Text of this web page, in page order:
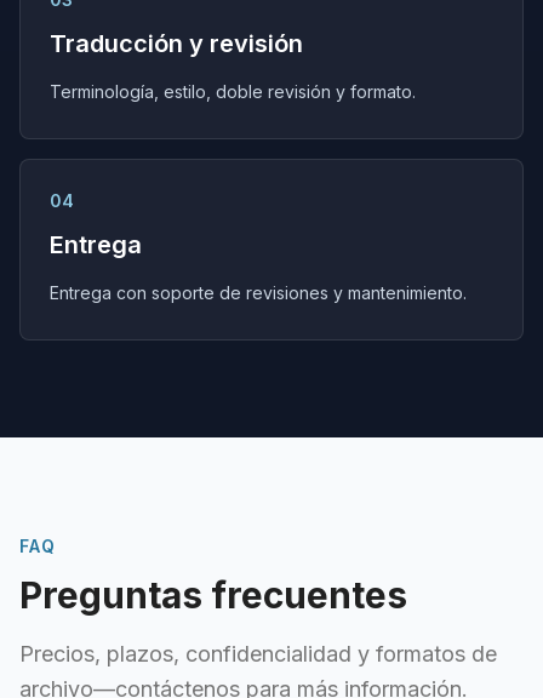
Traducción y revisión
Terminología, estilo, doble revisión y formato.
04
Entrega
Entrega con soporte de revisiones y mantenimiento.
FAQ
Preguntas frecuentes
Precios, plazos, confidencialidad y formatos de
archivo—contáctenos para más información.